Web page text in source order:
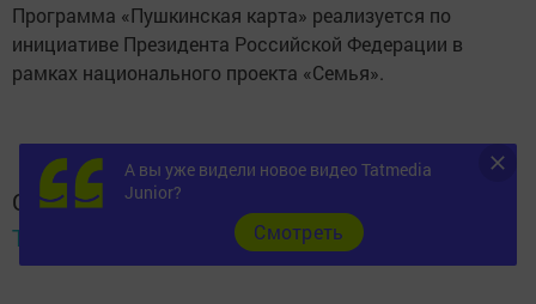
Программа «Пушкинская карта» реализуется по
инициативе Президента Российской Федерации в
рамках национального проекта «Семья».
Следите за самым важным и интересным в
Telegram-канале
Татмедиа
А вы уже видели новое видео Tatmedia
Junior?
Cмотреть